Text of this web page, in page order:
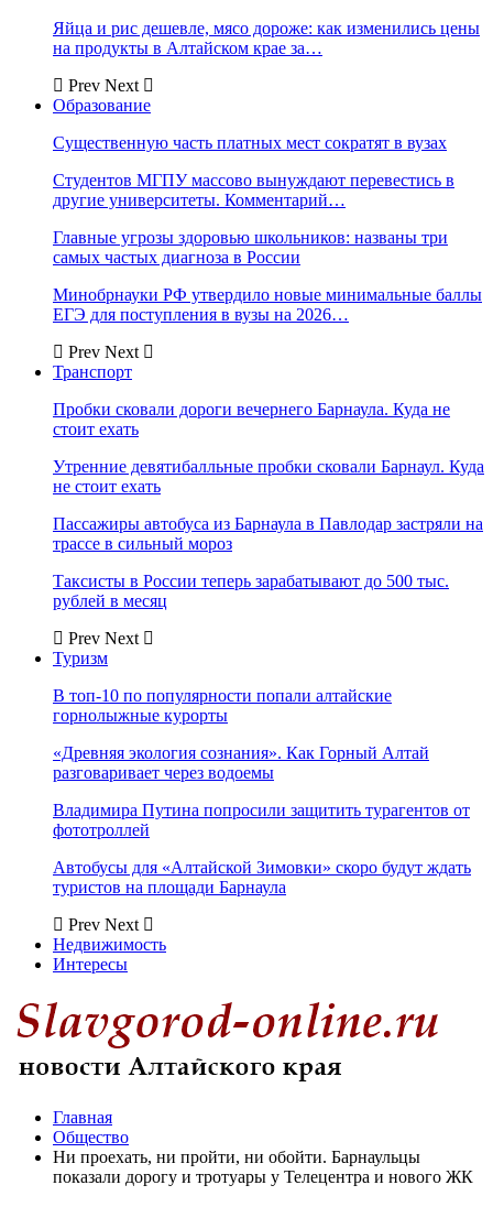
Яйца и рис дешевле, мясо дороже: как изменились цены
на продукты в Алтайском крае за…
Prev Next
Образование
Существенную часть платных мест сократят в вузах
Студентов МГПУ массово вынуждают перевестись в
другие университеты. Комментарий…
Главные угрозы здоровью школьников: названы три
самых частых диагноза в России
Минобрнауки РФ утвердило новые минимальные баллы
ЕГЭ для поступления в вузы на 2026…
Prev Next
Транспорт
Пробки сковали дороги вечернего Барнаула. Куда не
стоит ехать
Утренние девятибалльные пробки сковали Барнаул. Куда
не стоит ехать
Пассажиры автобуса из Барнаула в Павлодар застряли на
трассе в сильный мороз
Таксисты в России теперь зарабатывают до 500 тыс.
рублей в месяц
Prev Next
Туризм
В топ-10 по популярности попали алтайские
горнолыжные курорты
«Древняя экология сознания». Как Горный Алтай
разговаривает через водоемы
Владимира Путина попросили защитить турагентов от
фототроллей
Автобусы для «Алтайской Зимовки» скоро будут ждать
туристов на площади Барнаула
Prev Next
Недвижимость
Интересы
Главная
Общество
Ни проехать, ни пройти, ни обойти. Барнаульцы
показали дорогу и тротуары у Телецентра и нового ЖК